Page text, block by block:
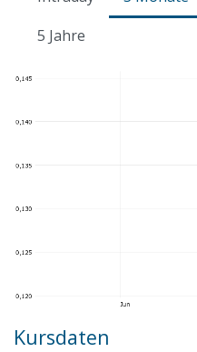
5 Jahre
Kursdaten